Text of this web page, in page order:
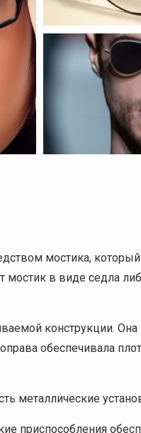
мостика,
в виде седла
конструкции.
обеспечивала
металлические
приспособления